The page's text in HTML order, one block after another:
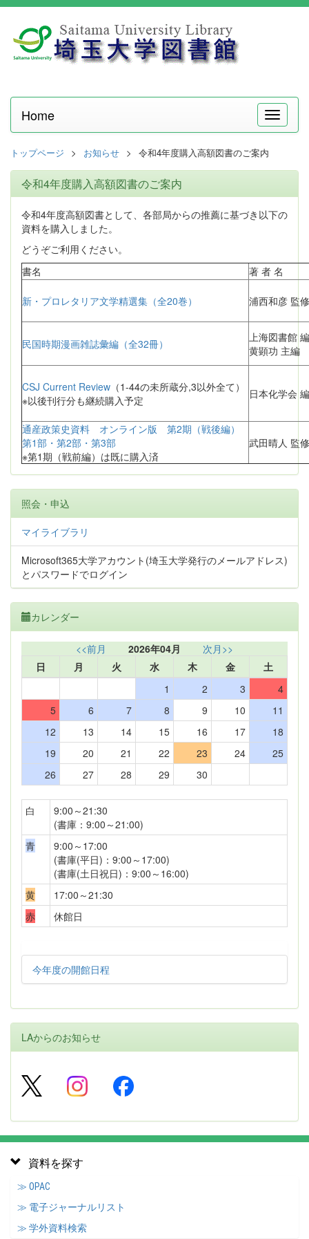
メ
ニ
Home
トップページ お知らせ 令和4年度購入高額図書のご案内
令和4年度購入高額図書のご案内
令和4年度高額図書として、各部局からの推薦に基づき以下の
資料を購入しました。
どうぞご利用ください。
書名
著 者 名
新・プロレタリア文学精選集（全20巻） 浦西和彦 監修
民国時期漫画雑誌彙編（全32冊）
上海図書館 編
黄顕功 主編
CSJ Current Review （1-44の未所蔵分,3以外全て）
※以後刊行分も継続購入予定
日本化学会 編
通産政策史資料 オンライン版 第2期（戦後編）
第1部・第2部・第3部
※第1期（戦前編）は既に購入済
武田晴人 監修
照会・申込
マイライブラリ
Microsoft365大学アカウント(埼玉大学発行のメールアドレス)
とパスワードでログイン
カレンダー
<<前月 2026年04月
次月>>
日
月 火 水 木 金
土
1
2 3
4
5
6 7 8 9 10
11
12
13 14 15 16 17
18
19
20 21 22 23 24
25
26
27 28 29 30
白
9:00～21:30
(書庫：9:00～21:00)
青
9:00～17:00
(書庫(平日)：9:00～17:00)
(書庫(土日祝日)：9:00～16:00)
黄
17:00～21:30
赤
休館日
今年度の開館日程
LAからのお知らせ
資料を探す
≫ OPAC
≫ 電子ジャーナルリスト
≫ 学外資料検索